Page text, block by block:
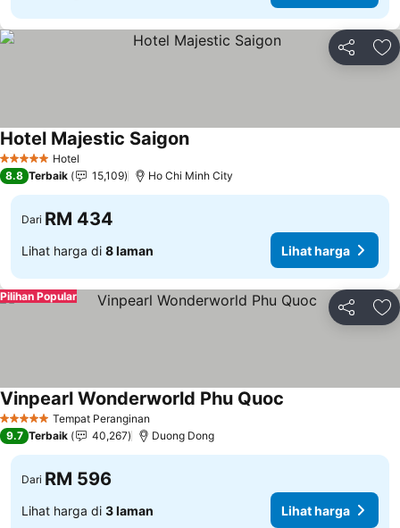
Kongsi
5 Bintang Hotel
Hotel Majestic Saigon
8.8 Terbaik 15,109 Ho Chi Minh City
Dari RM 434
Lihat harga di 8 laman Lihat harga
Kongsi
Pilihan Popular
5 Bintang Tempat Peranginan
Vinpearl Wonderworld Phu Quoc
9.7 Terbaik 40,267 Duong Dong
Dari RM 596
Lihat harga di 3 laman Lihat harga